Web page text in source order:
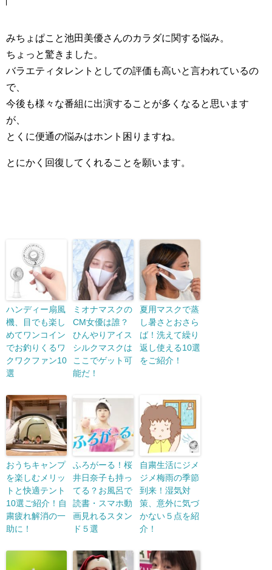
みちょぱこと池田美優さんのカラダに関する悩み。
ちょっと驚きました。
バラエティタレントとしての評価も高いと言われているの
で、
今後も様々な番組に出演することが多くなると思います
が、
とくに便通の悩みはホント困りますね。
とにかく回復してくれることを願います。
ハンディー扇風
機、目でも楽し
めてワンコイン
でお釣りくるワ
クワクファン10
選
ミオナマスクの
CM女優は誰？
ひんやりアイス
シルクマスクは
ここでゲット可
能だ！
夏用マスクで蒸
し暑さとおさら
ば！洗えて繰り
返し使える10選
をご紹介！
おうちキャンプ
を楽しむメリッ
トと快適テント
10選ご紹介！自
粛疲れ解消の一
助に！
ふろがーる！桜
井日奈子も持っ
てる？お風呂で
読書・スマホ動
画見れるスタン
ド５選
自粛生活にジメ
ジメ梅雨の季節
到来！湿気対
策、意外に気づ
かない５点を紹
介！